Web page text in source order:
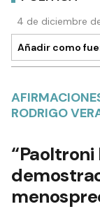
4 de diciembre
Añadir como
RODRIGO